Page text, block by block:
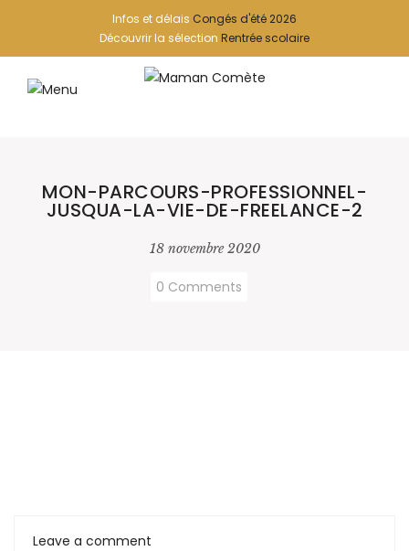
Infos et délais Congés d'été 2026
Découvrir la sélection Rentrée scolaire
MON-PARCOURS-PROFESSIONNEL-
JUSQUA-LA-VIE-DE-FREELANCE-2
18 novembre 2020
0 Comments
Leave a comment